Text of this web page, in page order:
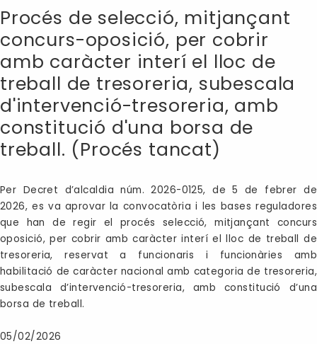
Procés de selecció, mitjançant
concurs-oposició, per cobrir
amb caràcter interí el lloc de
treball de tresoreria, subescala
d'intervenció-tresoreria, amb
constitució d'una borsa de
treball. (Procés tancat)
Per Decret d’alcaldia núm. 2026-0125, de 5 de febrer de
2026, es va aprovar la convocatòria i les bases reguladores
que han de regir el procés selecció, mitjançant concurs
oposició, per cobrir amb caràcter interí el lloc de treball de
tresoreria, reservat a funcionaris i funcionàries amb
habilitació de caràcter nacional amb categoria de tresoreria,
subescala d’intervenció-tresoreria, amb constitució d’una
borsa de treball.
05/02/2026